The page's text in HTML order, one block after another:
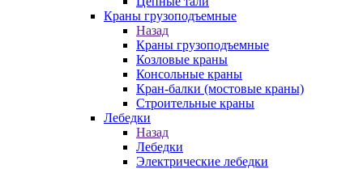
Краны грузоподъемные
Назад
Краны грузоподъемные
Козловые краны
Консольные краны
Кран-балки (мостовые краны)
Строительные краны
Лебедки
Назад
Лебедки
Электрические лебедки